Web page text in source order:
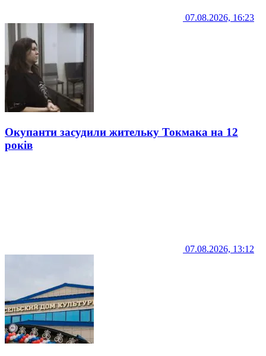
07.08.2026, 16:23
Окупанти засудили жительку Токмака на 12
років
07.08.2026, 13:12